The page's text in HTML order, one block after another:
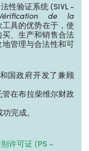
性验证系统 (SIVL -
érification de la
具的优势在于，使
、生产和销售合法
管理与合法性和可
国政府开发了兼顾
管在布拉柴维尔财政
完成。
许可证 (PS –